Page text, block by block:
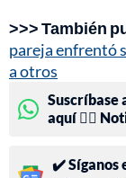
>>> También
pareja enfrentó
a otros
Suscríbase
aquí 👉🏻
✔️ Síganos